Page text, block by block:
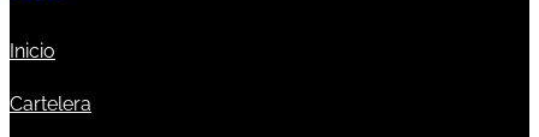
Inicio
Cartelera